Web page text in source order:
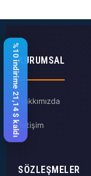
KURUMSAL
Hakkımızda
İletişim
SÖZLEŞMELER
%10 indirime 21,14 $ kaldı